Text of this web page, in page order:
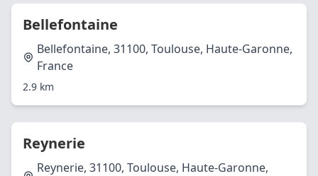
Bellefontaine
Bellefontaine, 31100, Toulouse, Haute-Garonne,
France
2.9 km
Reynerie
Reynerie, 31100, Toulouse, Haute-Garonne,